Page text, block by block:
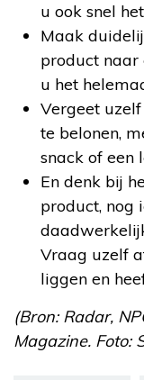
u ook snel
Maak
product
u het
Vergeet
te belonen,
snack of een
En denk bij
product, nog
Vraag uzelf
liggen en
(Bron: Radar,
Magazine. Foto: